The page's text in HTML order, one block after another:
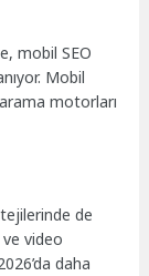
mobil SEO
Mobil
motorları
de
video
daha